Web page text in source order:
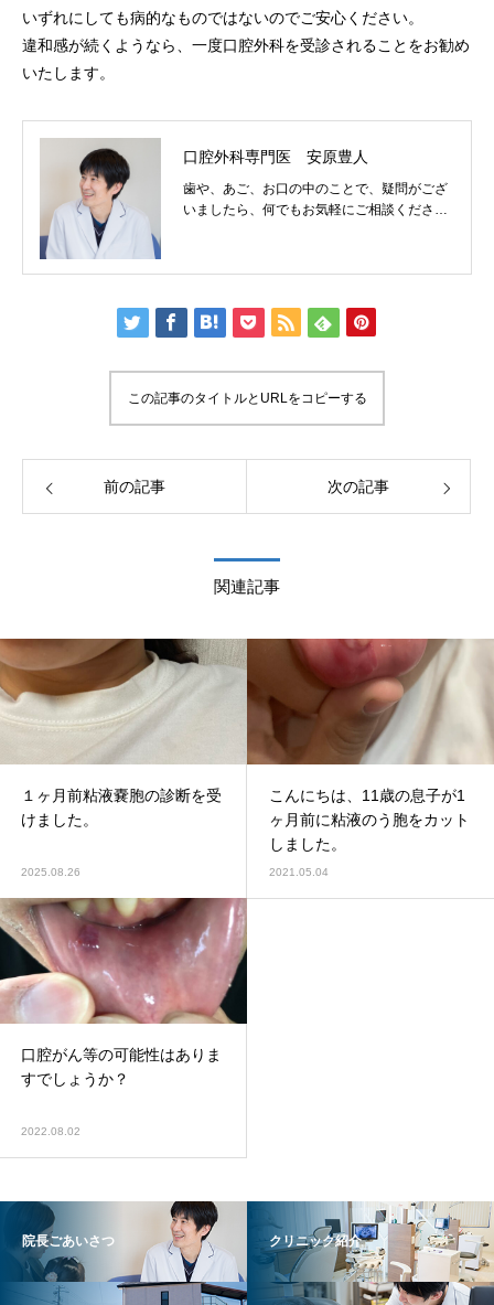
いずれにしても病的なものではないのでご安心ください。
違和感が続くようなら、一度口腔外科を受診されることをお勧め
いたします。
口腔外科専門医 安原豊人
歯や、あご、お口の中のことで、疑問がござ
いましたら、何でもお気軽にご相談くださ
この記事のタイトルとURLをコピーする
前の記事 次の記事
関連記事
１ヶ月前粘液嚢胞の診断を受
けました。
2025.08.26
こんにちは、11歳の息子が1
ヶ月前に粘液のう胞をカット
しました。
2021.05.04
口腔がん等の可能性はありま
すでしょうか？
2022.08.02
院長ごあいさつ クリニック紹介